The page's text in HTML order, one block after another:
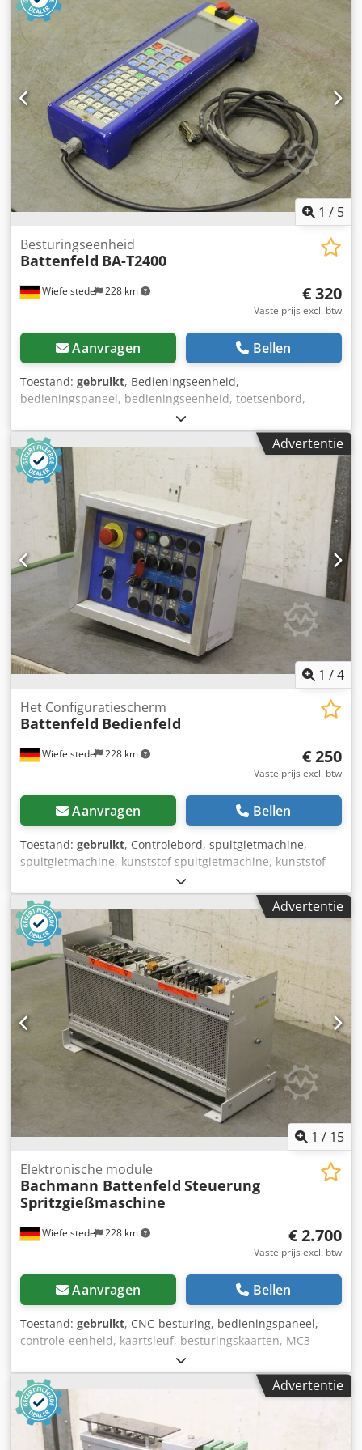
processorkaart, koppelkaart, temperatuurregelkaart
Dodpfx Asg Tizmei Nskr -Fabrikant: Bachmann,
verdeelbord uit spuitgietmachine Battenfeld -Type:
Bachmann CV 16 P7,5 : 2530/00 -Hoeveelheid: 5x kaarten
beschikbaar -Prijs per stuk -Afmetingen .: 145/80 / H40 mm
-Gewicht: 0,1 kg / st.
1 / 5
Wiefelstede 228 km
Besturingseenheid
Battenfeld BA-T2400
€ 320
Vaste prijs excl. btw
Aanvragen Bellen
Toestand: gebruikt, Bedieningseenheid,
bedieningspaneel, bedieningseenheid, toetsenbord,
scherm, bediening, handterminal -Fabrikant: Battenfeld,
besturingseenheid van spuitgietmachine BA-T2400 Dkjdpfx
Asgypvloi Nor -Afmetingen: 380/120 / H85 mm -Gewicht:
1,7 kg
Advertentie
1 /4
Wiefelstede 228 km
Het Configuratiescherm
Battenfeld Bedienfeld
€ 250
Vaste prijs excl. btw
Aanvragen Bellen
Toestand: gebruikt, Controlebord, spuitgietmachine,
spuitgietmachine, kunststof spuitgietmachine, kunststof
spuitgietmachine, kunststof spuitgietmachine, kunststof
spuitgietmachine -Hydraulisch regelblok komt van: een
spuitgietmachine -fabrikant: Battenfeld Dkjdpfedx Nvpsx
Ai Ner -Maten: 380/180/H300 mm -gewicht: 17 kg
Advertentie
1 / 15
Wiefelstede 228 km
Elektronische module
Bachmann Battenfeld Steuerung
Spritzgießmaschine
€ 2.700
Vaste prijs excl. btw
Aanvragen Bellen
Toestand: gebruikt, CNC-besturing, bedieningspaneel,
controle-eenheid, kaartsleuf, besturingskaarten, MC3-
besturing, insteekkaarten, printplaten, ventielmodule,
ventielversterker, printkaart, analoge verdeelkaart,
verdeelprintkaart, ventielversterker, busprint, buskaart,
processorkaart, koppelkaart, temperatuurregelkaart -
Fabrikant: Bachmann, controle van elektronische modules
van spuitgietmachine Battenfeld -Kaart slot: Bachmann
Advertentie